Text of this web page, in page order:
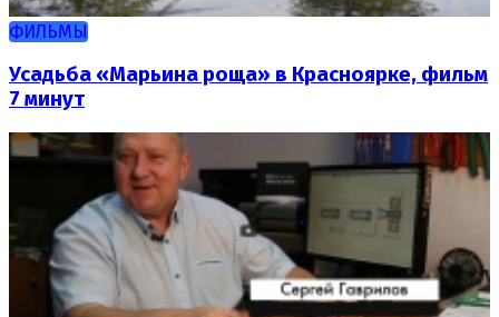
ФИЛЬМЫ
Усадьба «Марьина роща» в Красноярке, фильм
7 минут